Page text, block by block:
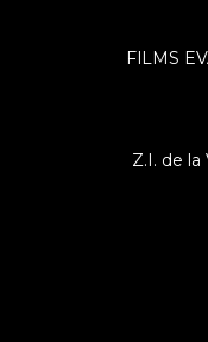
FILMS
Z.I. de